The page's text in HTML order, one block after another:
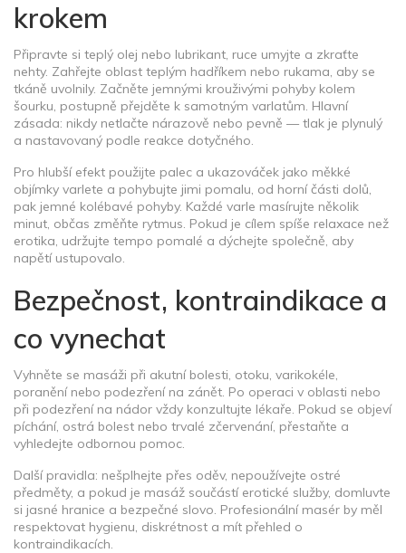
krokem
Připravte si teplý olej nebo lubrikant, ruce umyjte a zkraťte
nehty. Zahřejte oblast teplým hadříkem nebo rukama, aby se
tkáně uvolnily. Začněte jemnými krouživými pohyby kolem
šourku, postupně přejděte k samotným varlatům. Hlavní
zásada: nikdy netlačte nárazově nebo pevně — tlak je plynulý
a nastavovaný podle reakce dotyčného.
Pro hlubší efekt použijte palec a ukazováček jako měkké
objímky varlete a pohybujte jimi pomalu, od horní části dolů,
pak jemné kolébavé pohyby. Každé varle masírujte několik
minut, občas změňte rytmus. Pokud je cílem spíše relaxace než
erotika, udržujte tempo pomalé a dýchejte společně, aby
napětí ustupovalo.
Bezpečnost, kontraindikace a
co vynechat
Vyhněte se masáži při akutní bolesti, otoku, varikokéle,
poranění nebo podezření na zánět. Po operaci v oblasti nebo
při podezření na nádor vždy konzultujte lékaře. Pokud se objeví
píchání, ostrá bolest nebo trvalé zčervenání, přestaňte a
vyhledejte odbornou pomoc.
Další pravidla: nešplhejte přes oděv, nepoužívejte ostré
předměty, a pokud je masáž součástí erotické služby, domluvte
si jasné hranice a bezpečné slovo. Profesionální masér by měl
respektovat hygienu, diskrétnost a mít přehled o
kontraindikacích.